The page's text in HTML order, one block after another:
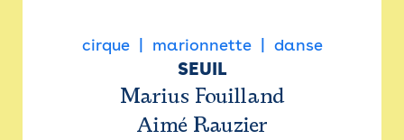
cirque marionnette danse
SEUIL
Marius Fouilland
Aimé Rauzier